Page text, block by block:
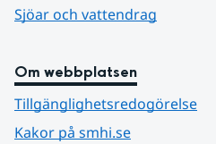
Sjöar och vattendrag
Om webbplatsen
Tillgänglighetsredogörelse
Kakor på smhi.se